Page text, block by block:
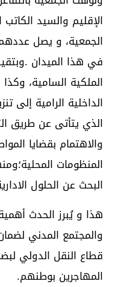
الإقليم والسيد
في هذا الميدان
الملكية السامية، وكذا
الداخلية الرامية إلى
الذي يتأتى عن طريق
والاهتمام بقضايا
المنظومات
البحث عن الحلول
هذا و يُبرز الحدث
والمجتمع المدني
قطاع النقل الدولي
المهاجرين بوطنهم.